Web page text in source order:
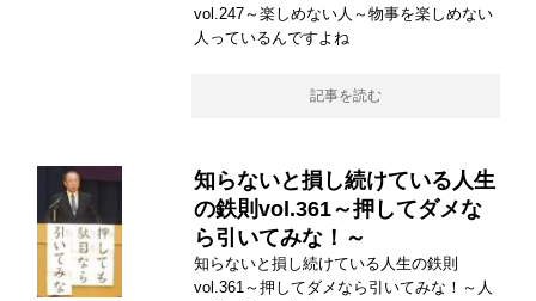
vol.247～楽しめない人～物事を楽しめない
人っているんですよね
記事を読む
知らないと損し続けている人生
の鉄則vol.361～押してダメな
ら引いてみな！～
知らないと損し続けている人生の鉄則
vol.361～押してダメなら引いてみな！～人